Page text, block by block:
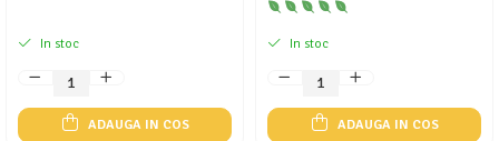
In stoc
ADAUGA IN COS
In stoc
ADAUGA IN COS